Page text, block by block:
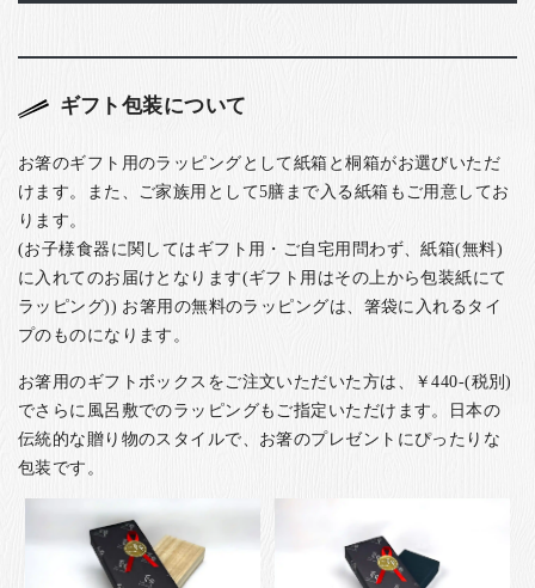
ギフト包装について
お箸のギフト用のラッピングとして紙箱と桐箱がお選びいただ
けます。また、ご家族用として5膳まで入る紙箱もご用意してお
ります。
(お子様食器に関してはギフト用・ご自宅用問わず、紙箱(無料)
に入れてのお届けとなります(ギフト用はその上から包装紙にて
ラッピング)) お箸用の無料のラッピングは、箸袋に入れるタイ
プのものになります。
お箸用のギフトボックスをご注文いただいた方は、￥440-(税別)
でさらに風呂敷でのラッピングもご指定いただけます。日本の
伝統的な贈り物のスタイルで、お箸のプレゼントにぴったりな
包装です。